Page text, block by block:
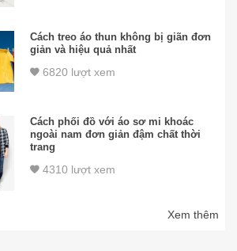
Cách treo áo thun không bị giãn đơn
giản và hiệu quả nhất
6820 lượt xem
Cách phối đồ với áo sơ mi khoác
ngoài nam đơn giản đậm chất thời
trang
4310 lượt xem
Xem thêm